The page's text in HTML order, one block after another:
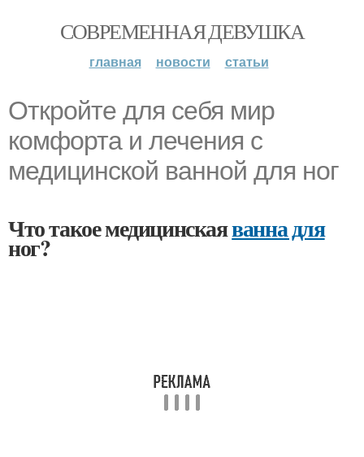
СОВРЕМЕННАЯ ДЕВУШКА
главная новости статьи
Откройте для себя мир
комфорта и лечения с
медицинской ванной для ног
Что такое медицинскаяванна для
ног?